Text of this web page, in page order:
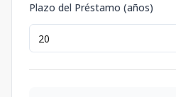
Plazo del Préstamo (años)